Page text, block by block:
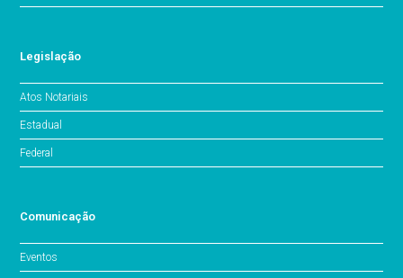
Legislação
Atos Notariais
Estadual
Federal
Comunicação
Eventos